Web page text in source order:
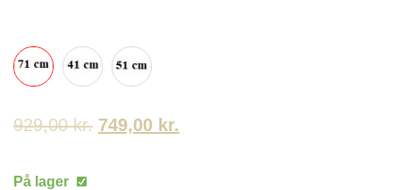
929,00kr. Den
749,00 kr.
På lager